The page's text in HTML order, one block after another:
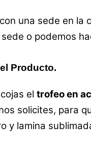
una sede en la
o podemos
Producto.
el trofeo en
solicites, para
y lamina